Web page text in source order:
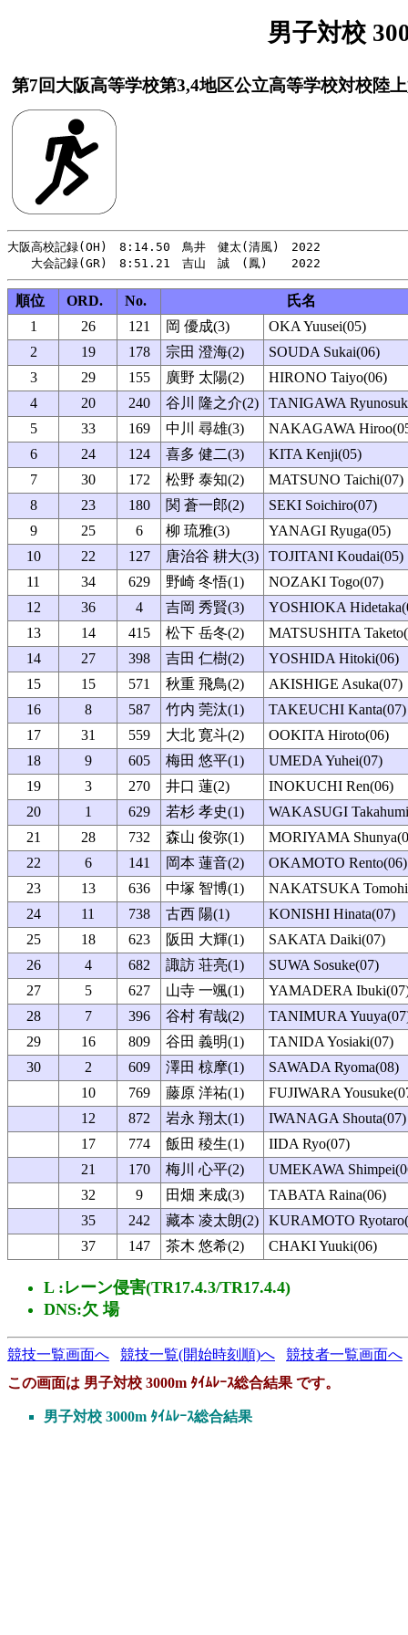
男子対校
第7回大阪高等学校第3,4地区公立高等学校対校陸
大阪高校記録(OH)　8:14.50　鳥井　健太(清風)　2022
順位 ORD. No.
氏名
1
26 121 岡 優成(3)
OKA Yuusei(05)
2
19 178 宗田 澄海(2)
SOUDA Sukai(06)
3
29 155 廣野 太陽(2)
HIRONO Taiyo(06)
4
20 240 谷川 隆之介(2)
TANIGAWA
5
33 169 中川 尋雄(3)
NAKAGAWA
6
24 124 喜多 健二(3)
KITA Kenji(05)
7
30 172 松野 泰知(2)
MATSUNO Taichi(07)
8
23 180 関 蒼一郎(2)
SEKI Soichiro(07)
9
25 6 柳 琉雅(3)
YANAGI Ryuga(05)
10
22 127 唐治谷 耕大(3)
TOJITANI Koudai(05)
11
34 629 野崎 冬悟(1)
NOZAKI Togo(07)
12
36 4 吉岡 秀賢(3)
YOSHIOKA
13
14 415 松下 岳冬(2)
MATSUSHITA
14
27 398 吉田 仁樹(2)
YOSHIDA Hitoki(06)
15
15 571 秋重 飛鳥(2)
AKISHIGE Asuka(07)
16
8 587 竹内 莞汰(1)
TAKEUCHI Kanta(07)
17
31 559 大北 寛斗(2)
OOKITA Hiroto(06)
18
9 605 梅田 悠平(1)
UMEDA Yuhei(07)
19
3 270 井口 蓮(2)
INOKUCHI Ren(06)
20
1 629 若杉 孝史(1)
WAKASUGI
21
28 732 森山 俊弥(1)
MORIYAMA
22
6 141 岡本 蓮音(2)
OKAMOTO Rento(06)
23
13 636 中塚 智博(1)
NAKATSUKA
24
11 738 古西 陽(1)
KONISHI Hinata(07)
25
18 623 阪田 大輝(1)
SAKATA Daiki(07)
26
4 682 諏訪 荘亮(1)
SUWA Sosuke(07)
27
5 627 山寺 一颯(1)
YAMADERA
28
7 396 谷村 宥哉(2)
TANIMURA
29
16 809 谷田 義明(1)
TANIDA Yosiaki(07)
30
2 609 澤田 椋摩(1)
SAWADA Ryoma(08)
10
769 藤原 洋祐(1)
FUJIWARA
12
872 岩永 翔太(1)
IWANAGA Shouta(07)
17
774 飯田 稜生(1)
IIDA Ryo(07)
21
170 梅川 心平(2)
UMEKAWA
32
9 田畑 来成(3)
TABATA Raina(06)
35
242 藏本 凌太朗(2)
KURAMOTO
37
147 茶木 悠希(2) CHAKI Yuuki(06)
L :レーン侵害(TR17.4.3/TR17.4.4)
DNS:欠 場
競技一覧画面へ 競技一覧(開始時刻順)へ
競技者一覧画面へ
この画面は 男子対校 3000m ﾀｲﾑﾚｰｽ総合結果 です。
男子対校 3000m ﾀｲﾑﾚｰｽ総合結果